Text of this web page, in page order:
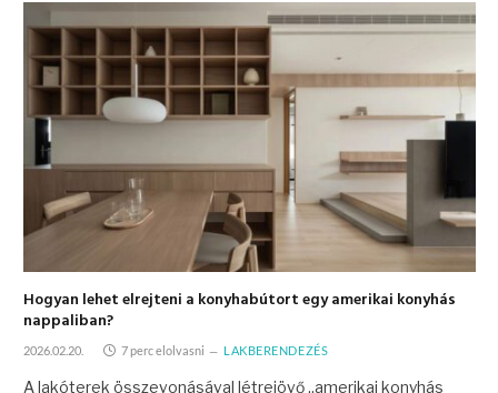
Hogyan lehet elrejteni a konyhabútort egy amerikai konyhás
nappaliban?
2026.02.20. 7 perc elolvasni LAKBERENDEZÉS
A lakóterek összevonásával létrejövő „amerikai konyhás